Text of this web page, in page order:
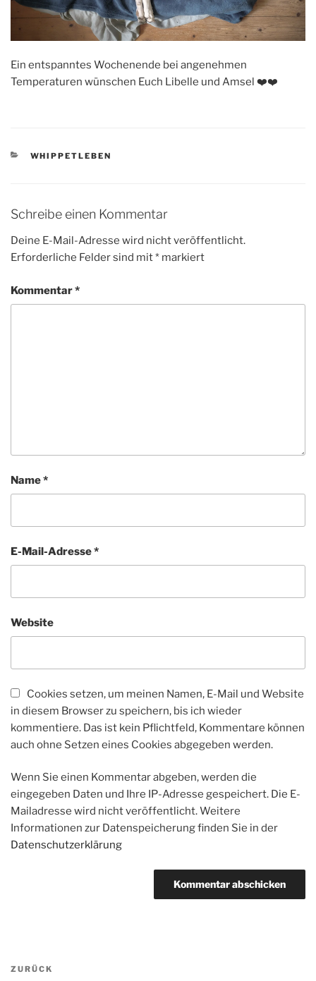
Ein entspanntes Wochenende bei angenehmen
Temperaturen wünschen Euch Libelle und Amsel ❤️❤️
KATEGORIEN
WHIPPETLEBEN
Schreibe einen Kommentar
Deine E-Mail-Adresse wird nicht veröffentlicht.
Erforderliche Felder sind mit* markiert
Kommentar*
Name*
E-Mail-Adresse*
Website
Cookies setzen, um meinen Namen, E-Mail und Website
in diesem Browser zu speichern, bis ich wieder
kommentiere. Das ist kein Pflichtfeld, Kommentare können
auch ohne Setzen eines Cookies abgegeben werden.
Wenn Sie einen Kommentar abgeben, werden die
eingegeben Daten und Ihre IP-Adresse gespeichert. Die E-
Mailadresse wird nicht veröffentlicht. Weitere
Informationen zur Datenspeicherung finden Sie in der
Datenschutzerklärung
Beitragsnavigation
Vorheriger
ZURÜCK